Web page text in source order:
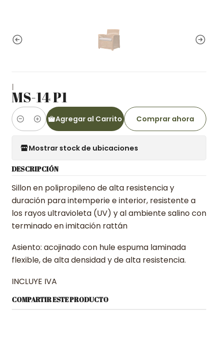
|
MS-14 P1
Cantidad
Agregar al Carrito Comprar ahora
Mostrar stock de ubicaciones
DESCRIPCIÓN
Sillon en polipropileno de alta resistencia y
duración para intemperie e interior, resistente a
los rayos ultravioleta (UV) y al ambiente salino con
terminado en imitación rattán
Asiento: acojinado con hule espuma laminada
flexible, de alta densidad y de alta resistencia.
INCLUYE IVA
COMPARTIR ESTE PRODUCTO